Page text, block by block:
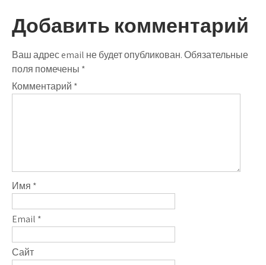
Добавить комментарий
Ваш адрес email не будет опубликован.Обязательные
поля помечены *
Комментарий *
Имя *
Email *
Сайт